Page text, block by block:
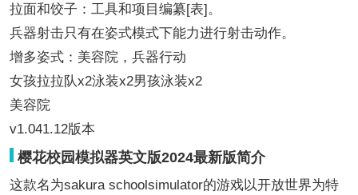
拉面和饺子：工具和项目编纂[表]。
兵器射击只有在姿式模式下能力进行射击动作。
增多姿式：美容院，兵器行动
女孩拉拉队x2泳装x2男孩泳装x2
美容院
v1.041.12版本
樱花校园模拟器英文版2024最新版简介
这款名为sakura schoolsimulator的游戏以开放世界为特